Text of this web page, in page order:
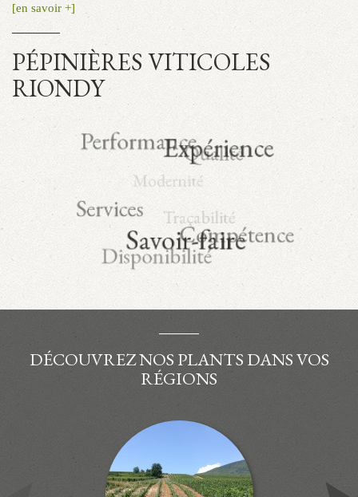
[en savoir +]
PÉPINIÈRES VITICOLES
RIONDY
DÉCOUVREZ NOS PLANTS DANS VOS
RÉGIONS